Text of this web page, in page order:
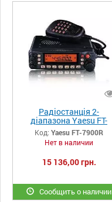
Радіостанція 2-
діапазона Yaesu FT-
7900R
Код: Yaesu FT-7900R
Нет в наличии
15 136,00 грн.
Сообщить о наличии